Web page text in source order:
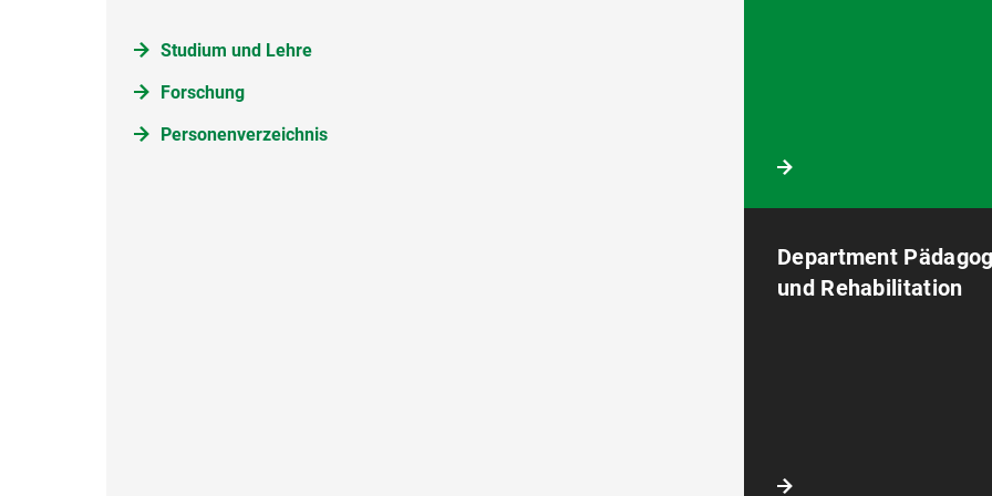
Studium und Lehre
Forschung
Personenverzeichnis
Department
und Rehabilitation